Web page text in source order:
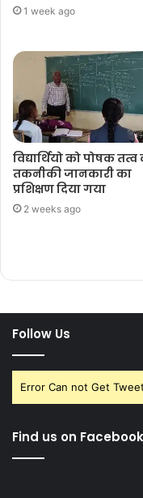
1 week ago
विद्यार्थियो को पोषक तत्व
तकनीकी जानकारी का
प्रशिक्षण दिया गया
2 weeks ago
Follow Us
Error Can not Get
Find us on Facebook